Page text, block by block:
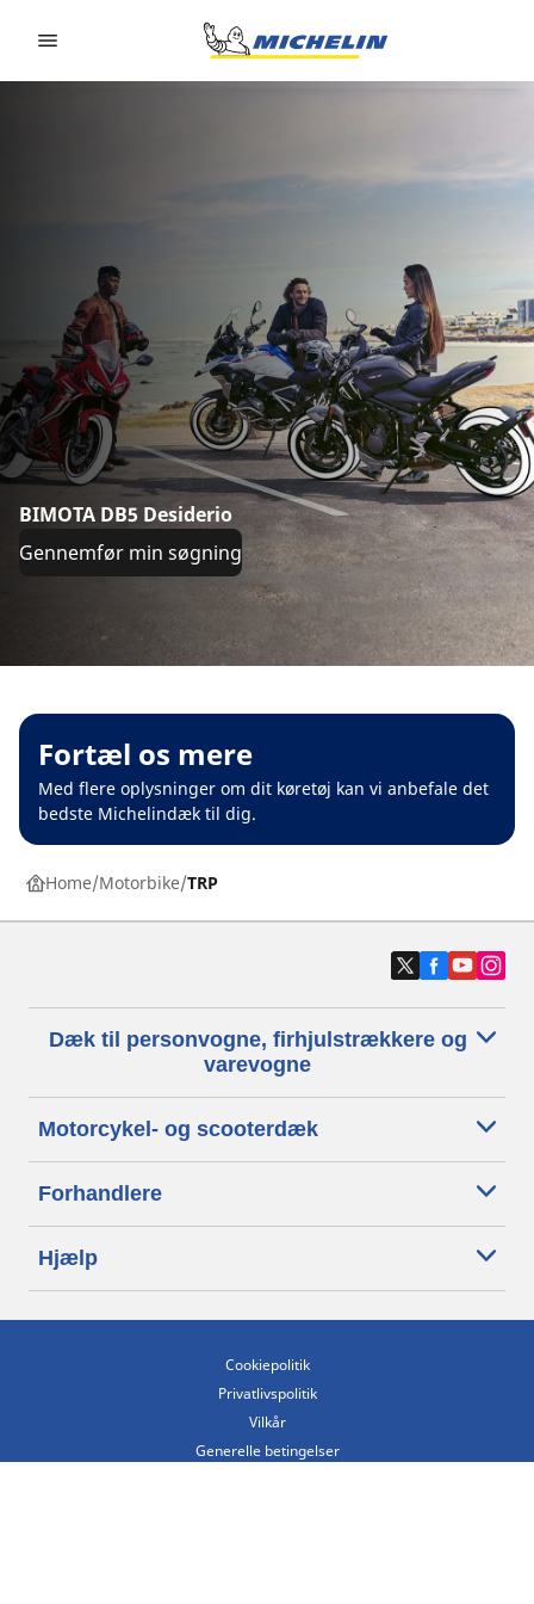
BIMOTA DB5 Desiderio
Gennemfør min søgning
Fortæl os mere
Med flere oplysninger om dit køretøj kan vi anbefale det
bedste Michelindæk til dig.
Home Motorbike TRP
Dæk til personvogne, firhjulstrækkere og
varevogne
Motorcykel- og scooterdæk
Forhandlere
Hjælp
Cookiepolitik
Privatlivspolitik
Vilkår
Generelle betingelser